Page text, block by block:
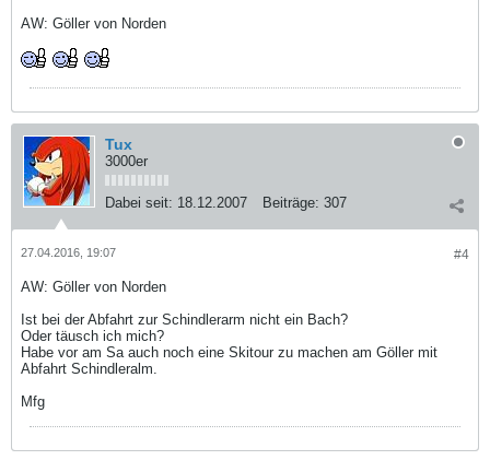
AW: Göller von Norden
Tux
3000er
Dabei seit: 18.12.2007 Beiträge: 307
#4
27.04.2016, 19:07
AW: Göller von Norden
Ist bei der Abfahrt zur Schindlerarm nicht ein Bach?
Oder täusch ich mich?
Habe vor am Sa auch noch eine Skitour zu machen am Göller mit
Abfahrt Schindleralm.
Mfg